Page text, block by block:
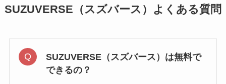
SUZUVERSE（スズバース）よくある質問
SUZUVERSE（スズバース）は無料で
できるの？